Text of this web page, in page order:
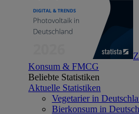
Konsum & FMCG
Beliebte Statistiken
Aktuelle Statistiken
Vegetarier in
Bierkonsum in